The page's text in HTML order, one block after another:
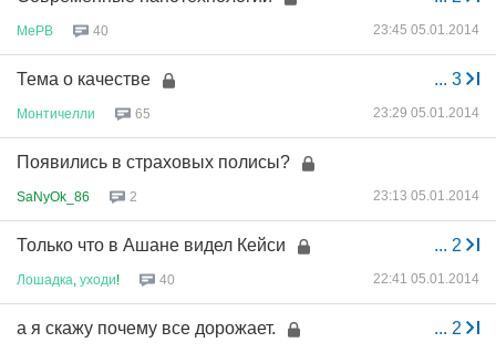
МеРВ 40 23:45 05.01.2014
... 3
Тема о качестве
Монтичелли 65 23:29 05.01.2014
Появились в страховых полисы?
SaNyOk_86 2 23:13 05.01.2014
... 2
Только что в Ашане видел Кейси
Лошадка уходи! 40 22:41 05.01.2014
... 2
а я скажу почему все дорожает.